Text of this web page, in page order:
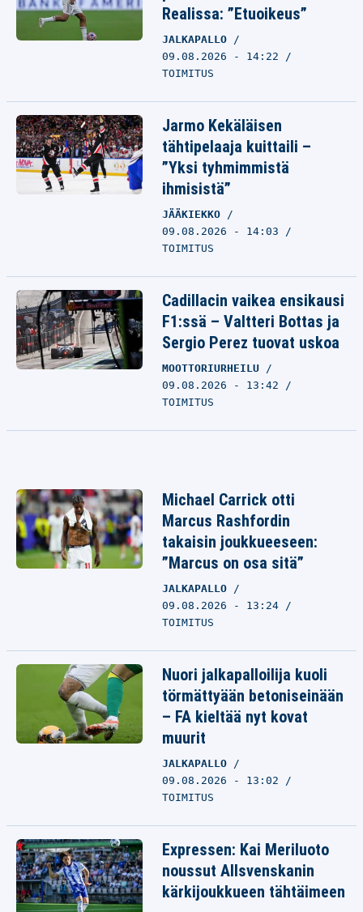
Realissa: ”Etuoikeus”
JALKAPALLO
09.08.2026 - 14:22
TOIMITUS
Jarmo Kekäläisen
tähtipelaaja kuittaili –
”Yksi tyhmimmistä
ihmisistä”
JÄÄKIEKKO
09.08.2026 - 14:03
TOIMITUS
Cadillacin vaikea ensikausi
F1:ssä – Valtteri Bottas ja
Sergio Perez tuovat uskoa
MOOTTORIURHEILU
09.08.2026 - 13:42
TOIMITUS
Michael Carrick otti
Marcus Rashfordin
takaisin joukkueeseen:
”Marcus on osa sitä”
JALKAPALLO
09.08.2026 - 13:24
TOIMITUS
Nuori jalkapalloilija kuoli
törmättyään betoniseinään
– FA kieltää nyt kovat
muurit
JALKAPALLO
09.08.2026 - 13:02
TOIMITUS
Expressen: Kai Meriluoto
noussut Allsvenskanin
kärkijoukkueen tähtäimeen